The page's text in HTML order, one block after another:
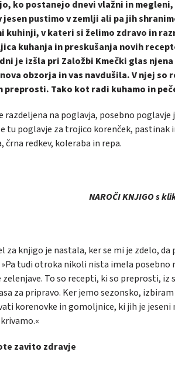
ko postanejo dnevi vlažni in
jesen pustimo v zemlji ali pa jih
kuhinji, v kateri si želimo zdravo in
kuhanja in preskušanja novih
je izšla pri Založbi Kmečki glas
obzorja in vas navdušila. V njej
preprosti. Tako kot radi kuhamo in
razdeljena na poglavja, posebno
tu poglavje za trojico korenček,
črna redkev, koleraba in repa.
NAROČI KNJIGO s
za knjigo je nastala, ker se mi je zdelo,
»Pa tudi otroka nikoli nista imela posebno
zelenjave. To so recepti, ki so preprosti,
za pripravo. Ker jemo sezonsko,
korenovke in gomoljnice, ki jih je jeseni
zavito zdravje